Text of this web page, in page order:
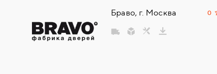
НАЗАД
НАПОЛЬНЫЕ
Браво, г. Москва 0